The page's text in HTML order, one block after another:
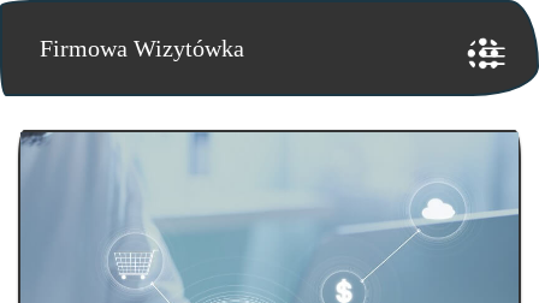
Firmowa Wizytówka